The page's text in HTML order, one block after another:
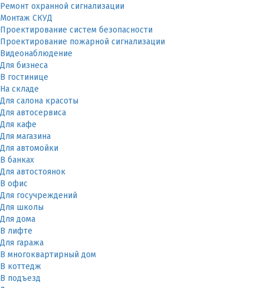
Ремонт охранной сигнализации
Монтаж СКУД
Проектирование систем безопасности
Проектирование пожарной сигнализации
Видеонаблюдение
Для бизнеса
В гостинице
На складе
Для салона красоты
Для автосервиса
Для кафе
Для магазина
Для автомойки
В банках
Для автостоянок
В офис
Для госучреждений
Для школы
Для дома
В лифте
Для гаража
В многоквартирный дом
В коттедж
В подъезд